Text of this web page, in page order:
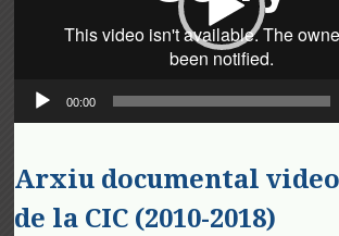
00:00
Arxiu documental
de la CIC (2010-2018)